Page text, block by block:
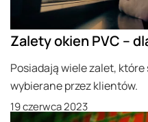
Zalety okien PVC –
Posiadają wiele zalet,
wybierane przez klientów.
19 czerwca 2023